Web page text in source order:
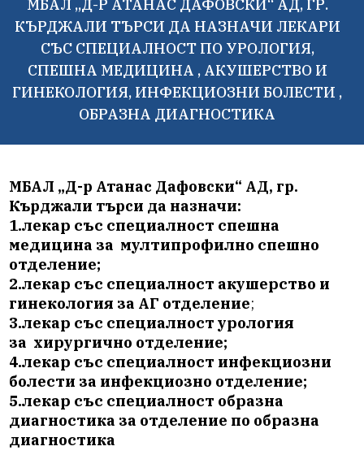
МБАЛ „Д-Р АТАНАС ДАФОВСКИ“ АД, ГР.
КЪРДЖАЛИ ТЪРСИ ДА НАЗНАЧИ ЛЕКАРИ
СЪС СПЕЦИАЛНОСТ ПО УРОЛОГИЯ,
СПЕШНА МЕДИЦИНА , АКУШЕРСТВО И
ГИНЕКОЛОГИЯ, ИНФЕКЦИОЗНИ БОЛЕСТИ ,
ОБРАЗНА ДИАГНОСТИКА
МБАЛ „Д-р Атанас Дафовски“ АД, гр.
Кърджали търси да назначи:
1.лекар със специалност спешна
медицина за мултипрофилно спешно
отделение;
2.лекар със специалност акушерство и
гинекология за АГ отделение;
3.лекар със специалност урология
за хирургично отделение;
4.лекар със специалност инфекциозни
болести за инфекциозно отделение;
5.лекар със специалност образна
диагностика за отделение по образна
диагностика